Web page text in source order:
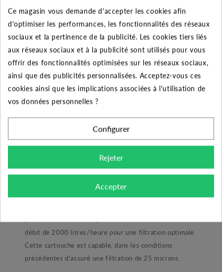
DESCRIPTION DU PRODUIT
Découvrez la cartouche de rechange FA 10 SX 25 µ
pour votre filtre domestique.
Certifié pour la filtration de l’eau potable (ACS) et de la
La cartouche FA SX est utilisée pour la filtration des
solides en suspension dans l'eau. Sa fabrication assure
une excellent rapport coût/efficacité. En effet sa
matière filtrante en nid d'abeilles en fibres et son
sa fabrication. Néanmoins, cette cartouche filtrante
débit de 2000 litres/heure pour une filtration optimale.
Cette cartouche est capable, dans les conditions
précédentes d'assuré une filtration de 25 microns.
Ce magasin vous demande d'accepter les cookies afin
d'optimiser les performances, les fonctionnalités des réseaux
sociaux et la pertinence de la publicité. Les cookies tiers liés
aux réseaux sociaux et à la publicité sont utilisés pour vous
offrir des fonctionnalités optimisées sur les réseaux sociaux,
ainsi que des publicités personnalisées. Acceptez-vous ces
cookies ainsi que les implications associées à l'utilisation de
vos données personnelles ?
Configurer
Rejeter
Accepter